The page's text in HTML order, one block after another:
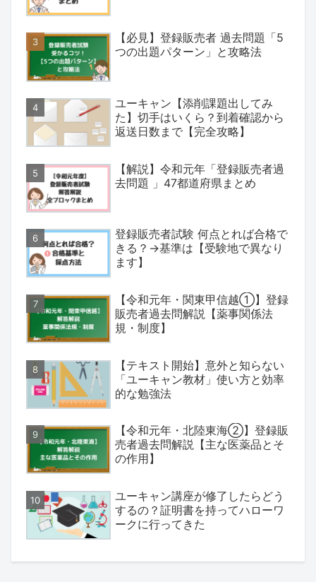
【必見】登録販売者 過去問題「5
つの出題パターン」と攻略法
ユーキャン【添削課題出してみ
た】切手はいくら？到着確認から
返送日数まで【完全攻略】
【解説】令和元年「登録販売者過
去問題 」47都道府県まとめ
登録販売者試験 何点とれば合格で
きる？→基準は【受験地で異なり
ます】
【令和元年・関東甲信越①】登録
販売者過去問解説【薬事関係法
規・制度】
【テキスト開始】意外と知らない
「ユーキャン教材」使い方と効率
的な勉強法
【令和元年・北陸東海②】登録販
売者過去問解説【主な医薬品とそ
の作用】
ユーキャン講座が修了したらどう
するの？証明書を持ってハローワ
ークに行ってきた